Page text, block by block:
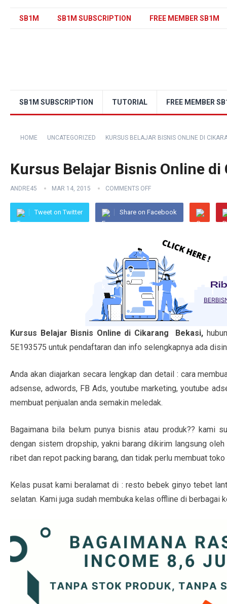
SB1M SB1M SUBSCRIPTION FREE MEMBER SB1M
SB1M SUBSCRIPTION TUTORIAL FREE MEMBER
HOME UNCATEGORIZED KURSUS BELAJAR BISNIS ONLINE DI
Kursus Belajar Bisnis Online di
ANDRE45 MAR 14, 2015 COMMENTS OFF
Tweet on Twitter Share on Facebook
Kursus Belajar Bisnis Online di Cikarang Bekasi,
5E193575 untuk pendaftaran dan info selengkapnya ada
Anda akan diajarkan secara lengkap dan detail : cara
adsense, adwords, FB Ads, youtube marketing, youtube
membuat penjualan anda semakin meledak.
Bagaimana bila belum punya bisnis atau produk?? kami
dengan sistem dropship, yakni barang dikirim langsung
ribet dan repot packing barang, dan tidak perlu membuat toko
Kelas pusat kami beralamat di : resto bebek ginyo tebet
selatan. Kami juga sudah membuka kelas offline di berbagai